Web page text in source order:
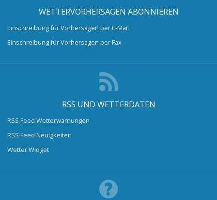
WETTERVORHERSAGEN ABONNIEREN
Einschreibung für Vorhersagen per E-Mail
Einschreibung für Vorhersagen per Fax
RSS UND WETTERDATEN
RSS Feed Wetterwarnungen
RSS Feed Neuigkeiten
Wetter Widget